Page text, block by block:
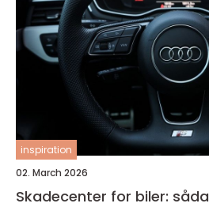
inspiration
02. March 2026
Skadecenter for biler: